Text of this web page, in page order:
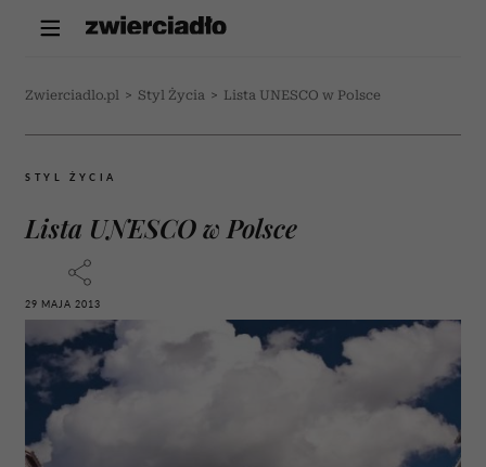
Zwierciadlo.pl > Styl Życia > Lista UNESCO w Polsce
STYL ŻYCIA
Lista UNESCO w Polsce
29 MAJA 2013